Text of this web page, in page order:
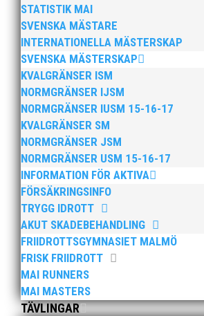
STATISTIK MAI
SVENSKA MÄSTARE
INTERNATIONELLA MÄSTERSKAP
SVENSKA MÄSTERSKAP
KVALGRÄNSER ISM
NORMGRÄNSER IJSM
NORMGRÄNSER IUSM 15-16-17
KVALGRÄNSER SM
NORMGRÄNSER JSM
NORMGRÄNSER USM 15-16-17
INFORMATION FÖR AKTIVA
FÖRSÄKRINGSINFO
TRYGG IDROTT
AKUT SKADEBEHANDLING
FRIIDROTTSGYMNASIET MALMÖ
FRISK FRIIDROTT
MAI RUNNERS
MAI MASTERS
TÄVLINGAR
2 Kristina Landor-70
M65 Längd
1 Lars-Erik Granberg-42
M60 Kula
2 Stig Persson-48 9,71
M70 Kula
1 Bengt Adolfsson-40